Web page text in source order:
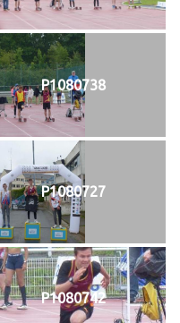
P1080738
P1080727
P1080742